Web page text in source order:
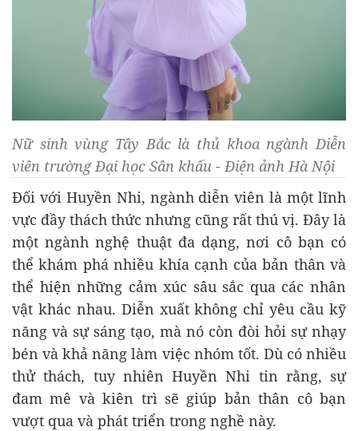
Nữ sinh vùng Tây Bắc là thủ khoa ngành Diễn
viên trường Đại học Sân khấu - Điện ảnh Hà Nội
Đối với Huyền Nhi, ngành diễn viên là một lĩnh
vực đầy thách thức nhưng cũng rất thú vị. Đây là
một ngành nghệ thuật đa dạng, nơi cô bạn có
thể khám phá nhiều khía cạnh của bản thân và
thể hiện những cảm xúc sâu sắc qua các nhân
vật khác nhau. Diễn xuất không chỉ yêu cầu kỹ
năng và sự sáng tạo, mà nó còn đòi hỏi sự nhạy
bén và khả năng làm việc nhóm tốt. Dù có nhiều
thử thách, tuy nhiên Huyền Nhi tin rằng, sự
đam mê và kiên trì sẽ giúp bản thân cô bạn
vượt qua và phát triển trong nghề này.